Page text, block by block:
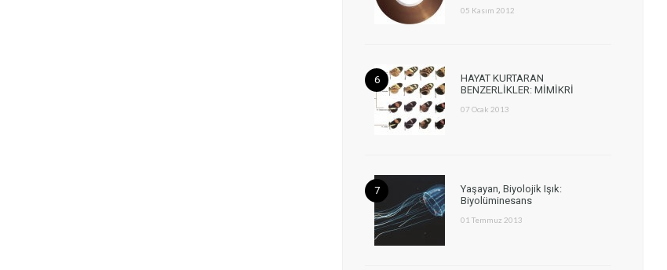
05 Kasım 2012
HAYAT KURTARAN
BENZERLİKLER: MİMİKRİ
07 Ocak 2013
Yaşayan, Biyolojik Işık:
Biyolüminesans
01 Temmuz 2013